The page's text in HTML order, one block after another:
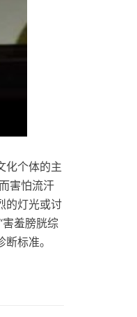
个体的主
害怕流汗
的灯光或讨
羞膀胱综
标准。